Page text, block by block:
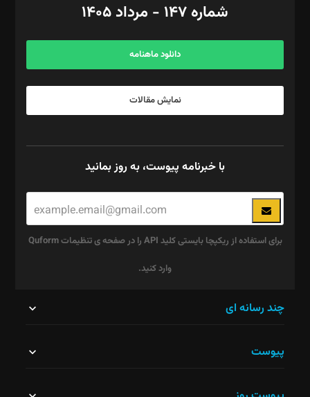
آگهی و مشترکین: ۰۹۱۹۹۹۹۰۴۵۴
شماره ۱۴۷ - مرداد ۱۴۰۵
دانلود ماهنامه
نمایش مقالات
با خبرنامه پیوست، به روز بمانید
برای استفاده از ریکپچا بایستی کلید API را در صفحه ی تنظیمات Quform
وارد کنید.
نباید
چند رسانه ای
پیوست